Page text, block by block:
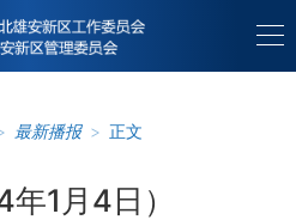
最新播报 > 正文
1月4日）